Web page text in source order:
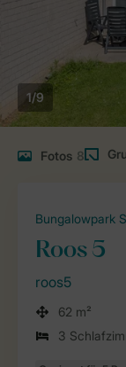
1/9
Fotos 8
Bungalowpark
Roos 5
roos5
62 m²
3